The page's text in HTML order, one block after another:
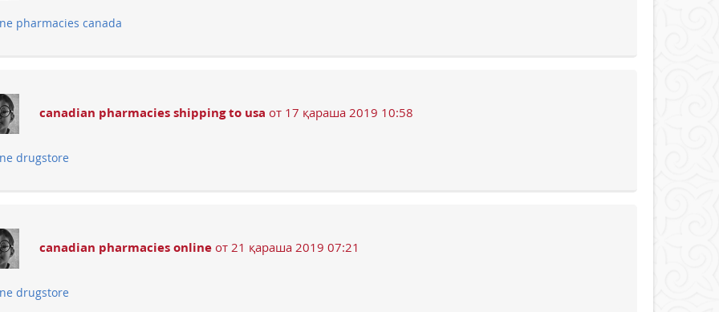
pharmacies canada
canadian pharmacies shipping to usa от 17 қараша 2019 10:58
drugstore
canadian pharmacies online от 21 қараша 2019 07:21
drugstore